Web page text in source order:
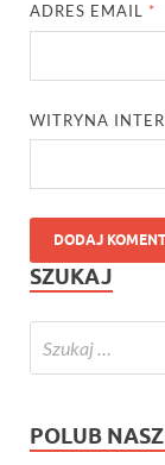
ADRES EMAIL *
WITRYNA
SZUKAJ
POLUB